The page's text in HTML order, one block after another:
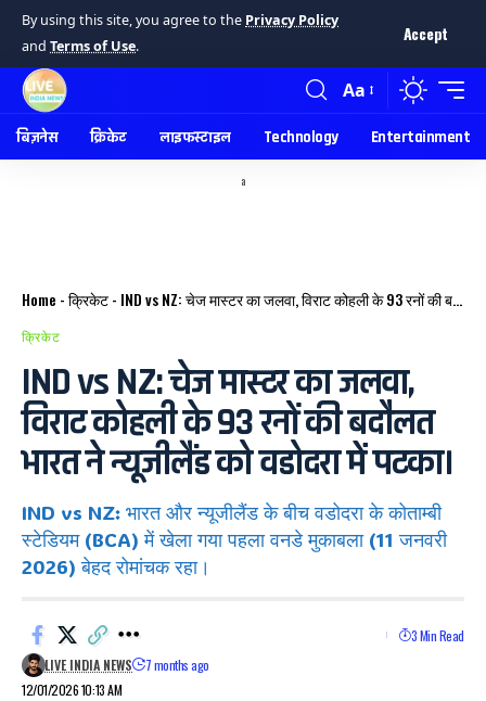
By using this site, you agree to the Privacy Policy
and Terms of Use.
Accept
Aa
बिज़नेस क्रिकेट लाइफस्टाइल Technology Entertainment
a
Home -क्रिकेट- IND vs NZ: चेज मास्टर का जलवा, विराट कोहली के 93 रनों की बदौलत भारत ने न्यूजीलैंड को वडोदरा में पटका।
क्रिकेट
IND vs NZ: चेज मास्टर का जलवा,
विराट कोहली के 93 रनों की बदौलत
भारत ने न्यूजीलैंड को वडोदरा में पटका।
IND vs NZ: भारत और न्यूजीलैंड के बीच वडोदरा के कोताम्बी
स्टेडियम (BCA) में खेला गया पहला वनडे मुकाबला (11 जनवरी
2026) बेहद रोमांचक रहा।
12/01/2026 10:13 AM
LIVE INDIA NEWS 7 months ago
3 Min Read